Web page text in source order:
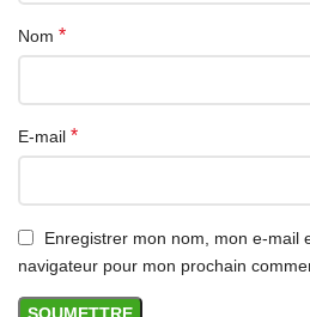
Nom *
E-mail *
Enregistrer mon nom, mon e-mail
navigateur pour mon prochain